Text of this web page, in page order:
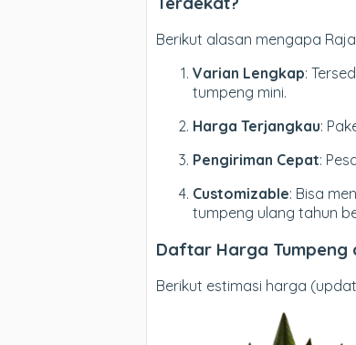
Berikut alasan mengapa
Varian Lengkap:
tumpeng mini.
Harga Terjangkau:
Pengiriman Cepat:
Customizable: Bisa
tumpeng ulang tahun
Daftar Harga Tumpeng
Berikut estimasi harga